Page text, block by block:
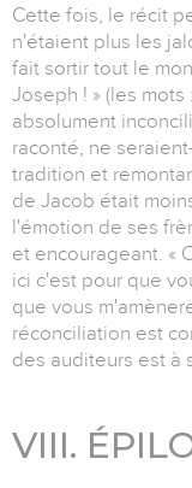
Cette fois, le récit
n'étaient plus les
fait sortir tout le
Joseph ! » (les mots
absolument
raconté, ne
tradition et
de Jacob était
l'émotion de ses
et encourageant. «
ici c'est pour que
que vous
réconciliation est
des auditeurs est à
VIII.